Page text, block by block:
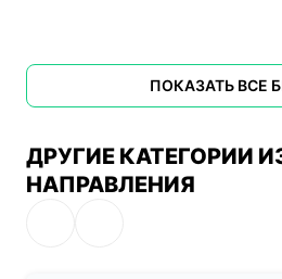
ПОКАЗАТЬ ВСЕ
ДРУГИЕ КАТЕГОРИИ
НАПРАВЛЕНИЯ